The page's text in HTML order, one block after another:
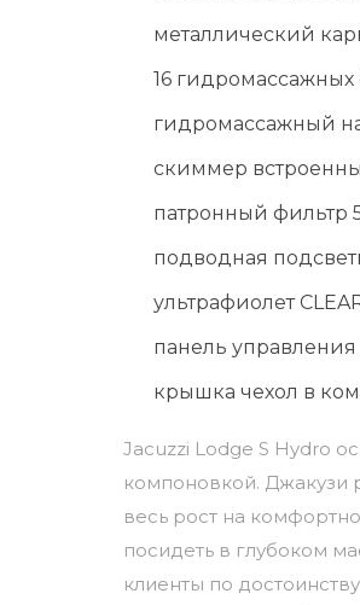
металлический
16
гидромассажный
скиммер
патронный фильтр
подводная
ультрафиолет
панель
крышка чехол в
Jacuzzi Lodge S Hydro
компоновкой. Джакузи
весь рост на
посидеть в глубоком
клиенты по